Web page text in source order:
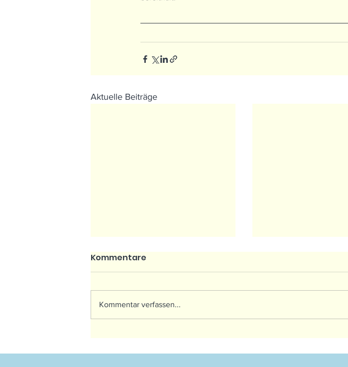
Aktuelle Beiträge
Padel-Business
den Padel-
Kommentare
Kommentar verfassen...